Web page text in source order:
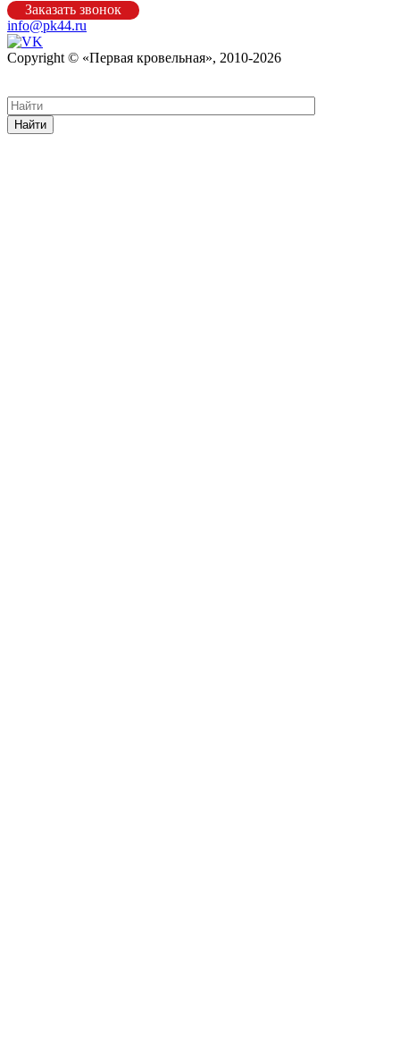
Заказать звонок
info@pk44.ru
Copyright © «Первая кровельная», 2010-2026
Найти